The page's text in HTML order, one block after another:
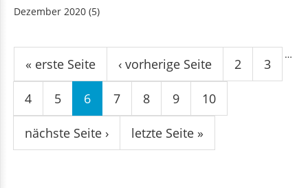
Dezember 2020 (5)
Seiten
« erste Seite ‹ vorherige Seite
…
2 3
4 5 6 7 8 9 10
nächste Seite › letzte Seite »